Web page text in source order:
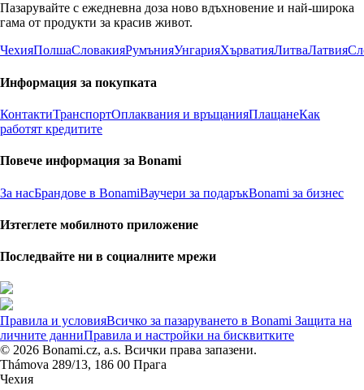
Пазарувайте с ежедневна доза ново вдъхновение и най-широка
гама от продукти за красив живот.
ЧехияПолшаСловакияРумънияУнгарияХърватияЛитваЛатвия
Информация за покупката
КонтактиТранспортОплаквания и връщанияПлащанеКак
работят кредитите
Повече информация за Bonami
За насБрандове в BonamiВаучери за подаръкBonami за бизнес
Изтеглете мобилното приложение
Последвайте ни в социалните мрежи
Правила и условияВсичко за пазаруването в Bonami Защита на
личните данниПравила и настройки на бисквитките
© 2026 Bonami.cz, a.s. Всички права запазени.
Thámova 289/13, 186 00 Прага
Чехия